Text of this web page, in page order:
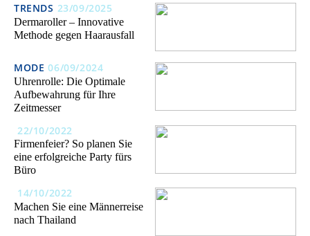
TRENDS 23/09/2025
Dermaroller – Innovative
Methode gegen Haarausfall
MODE 06/09/2024
Uhrenrolle: Die Optimale
Aufbewahrung für Ihre
Zeitmesser
22/10/2022
Firmenfeier? So planen Sie
eine erfolgreiche Party fürs
Büro
14/10/2022
Machen Sie eine Männerreise
nach Thailand